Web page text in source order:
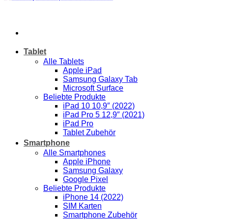
Tablet
Alle Tablets
Apple iPad
Samsung Galaxy Tab
Microsoft Surface
Beliebte Produkte
iPad 10 10,9″ (2022)
iPad Pro 5 12,9″ (2021)
iPad Pro
Tablet Zubehör
Smartphone
Alle Smartphones
Apple iPhone
Samsung Galaxy
Google Pixel
Beliebte Produkte
iPhone 14 (2022)
SIM Karten
Smartphone Zubehör